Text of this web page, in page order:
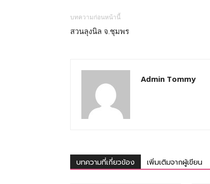
บทความก่อนหน้านี้
สวนลุงนิล จ.ชุมพร
Admin Tommy
บทความที่เกี่ยวข้อง เพิ่มเติมจากผู้เขียน